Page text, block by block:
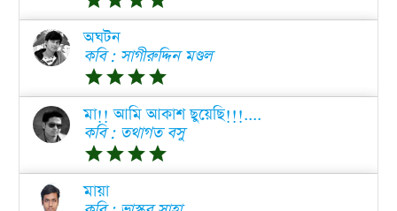
অঘটন
কবি : সাগীরুদ্দিন মণ্ডল
gradegradegradegrade
মা!! আমি আকাশ ছুয়েছি!!!....
কবি : তথাগত বসু
gradegradegradegrade
মায়া